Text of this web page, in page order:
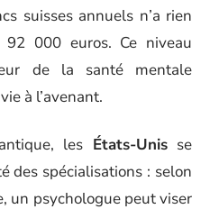
suisses annuels n’a rien
92 000 euros. Ce niveau
de la santé mentale
à l’avenant.
les États-Unisse
des spécialisations : selon
un psychologue peut viser